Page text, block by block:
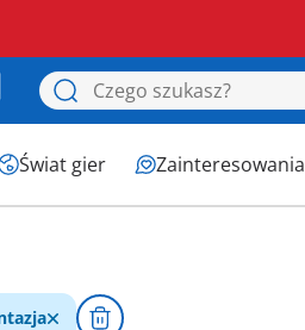
Świat gier Zainteresowania